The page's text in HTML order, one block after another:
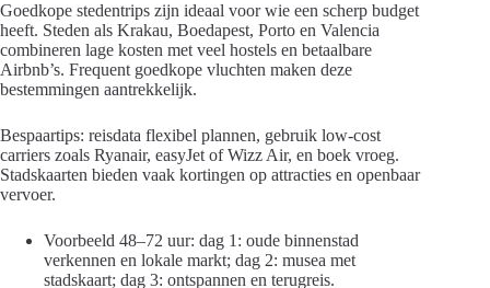
Goedkope stedentrips zijn ideaal voor wie een scherp budget
heeft. Steden als Krakau, Boedapest, Porto en Valencia
combineren lage kosten met veel hostels en betaalbare
Airbnb’s. Frequent goedkope vluchten maken deze
bestemmingen aantrekkelijk.
Bespaartips: reisdata flexibel plannen, gebruik low-cost
carriers zoals Ryanair, easyJet of Wizz Air, en boek vroeg.
Stadskaarten bieden vaak kortingen op attracties en openbaar
vervoer.
Voorbeeld 48–72 uur: dag 1: oude binnenstad
verkennen en lokale markt; dag 2: musea met
stadskaart; dag 3: ontspannen en terugreis.